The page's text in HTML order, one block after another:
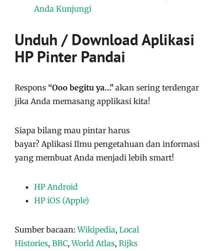
Anda Kunjungi
Unduh / Download Aplikasi
HP Pinter Pandai
Respons “Ooo begitu ya…” akan sering terdengar
jika Anda memasang applikasi kita!
Siapa bilang mau pintar harus
bayar? Aplikasi Ilmu pengetahuan dan informasi
yang membuat Anda menjadi lebih smart!
HP Android
HP iOS (Apple)
Sumber bacaan:Wikipedia, Local
Histories, BBC,World Atlas, Rijks